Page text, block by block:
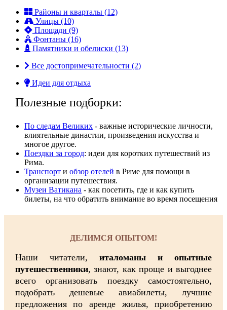
Районы и кварталы (12)
Улицы (10)
Площади (9)
Фонтаны (16)
Памятники и обелиски (13)
Все достопримечательности (2)
Идеи для отдыха
Полезные подборки:
По следам Великих - важные исторические личности,
влиятельные династии, произвeдения искусства и
многое другое.
Поездки за город: идеи для коротких путешествий из
Рима.
Транспорт и обзор отелей в Риме для помощи в
организации путешествия.
Музеи Ватикана - как посетить, где и как купить
билеты, на что обратить внимание во время посещения
ДЕЛИМСЯ ОПЫТОМ!
Наши читатели, италоманы и опытные
путешественники, знают, как проще и выгоднее
всего организовать поездку самостоятельно,
подобрать дешевые авиабилеты, лучшие
предложения по аренде жилья, приобретению